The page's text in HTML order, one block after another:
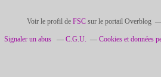
Voir le profil de FSCsur le portail Overblog
Signaler un abus C.G.U. Cookies et données